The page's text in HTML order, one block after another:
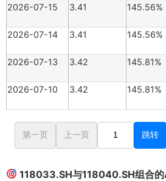
2026-07-15
3.41 145.56%
2026-07-14
3.41 145.56%
2026-07-13
3.42 145.81%
2026-07-10
3.42 145.81%
第一页 上一页 跳转
118033.SH与118040.SH组合的